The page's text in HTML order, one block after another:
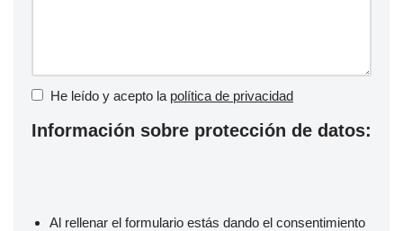
He leído y acepto la política de privacidad
Información sobre protección de datos:
Al rellenar el formulario estás dando el consentimiento